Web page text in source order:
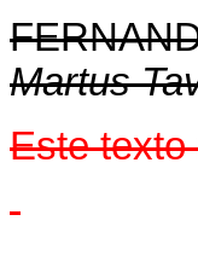
Martus
Este texto